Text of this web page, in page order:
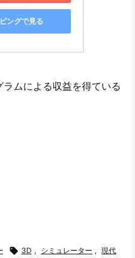
ングで見る
ムによる収益を得ている
 3D , シミュレーター , 現代